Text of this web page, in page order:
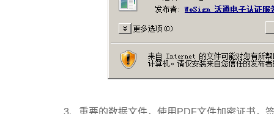
3、重要的数据文件，使用PDF文件加密证书，